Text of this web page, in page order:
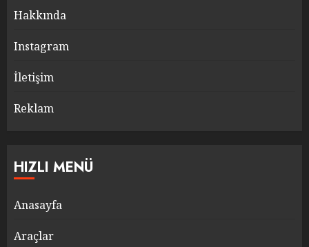
Hakkında
Instagram
İletişim
Reklam
HIZLI MENÜ
Anasayfa
Araçlar